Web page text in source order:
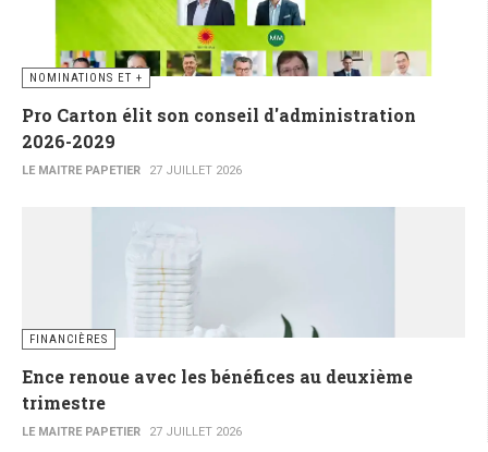
NOMINATIONS ET +
Pro Carton élit son conseil d'administration
2026-2029
LE MAITRE PAPETIER 27 JUILLET 2026
FINANCIÈRES
Ence renoue avec les bénéfices au deuxième
trimestre
LE MAITRE PAPETIER 27 JUILLET 2026